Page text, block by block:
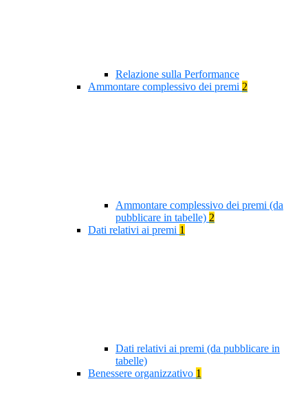
Relazione sulla Performance
Ammontare complessivo dei premi 2
Ammontare complessivo dei premi (da
pubblicare in tabelle) 2
Dati relativi ai premi 1
Dati relativi ai premi (da pubblicare in
tabelle)
Benessere organizzativo 1